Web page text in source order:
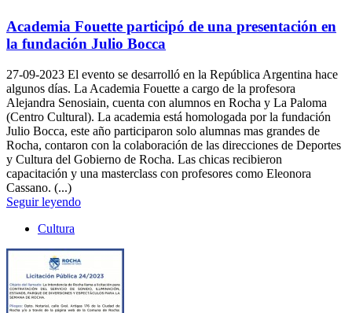
Academia Fouette participó de una presentación en
la fundación Julio Bocca
27-09-2023 El evento se desarrolló en la República Argentina hace
algunos días. La Academia Fouette a cargo de la profesora
Alejandra Senosiain, cuenta con alumnos en Rocha y La Paloma
(Centro Cultural). La academia está homologada por la fundación
Julio Bocca, este año participaron solo alumnas mas grandes de
Rocha, contaron con la colaboración de las direcciones de Deportes
y Cultura del Gobierno de Rocha. Las chicas recibieron
capacitación y una masterclass con profesores como Eleonora
Cassano. (...)
Seguir leyendo
Cultura